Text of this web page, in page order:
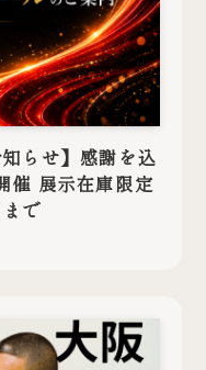
らせ】感謝を込
催 展示在庫限定
で